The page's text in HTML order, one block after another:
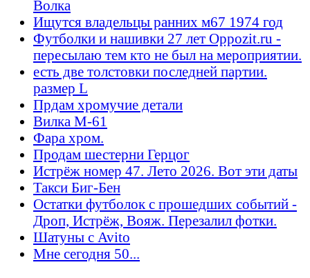
Волка
Ищутся владельцы ранних м67 1974 год
Футболки и нашивки 27 лет Oppozit.ru -
пересылаю тем кто не был на мероприятии.
есть две толстовки последней партии.
размер L
Прдам хромучие детали
Вилка М-61
Фара хром.
Продам шестерни Герцог
Истрёж номер 47. Лето 2026. Вот эти даты
Такси Биг-Бен
Остатки футболок с прошедших событий -
Дроп, Истрёж, Вояж. Перезалил фотки.
Шатуны с Avito
Мне сегодня 50...